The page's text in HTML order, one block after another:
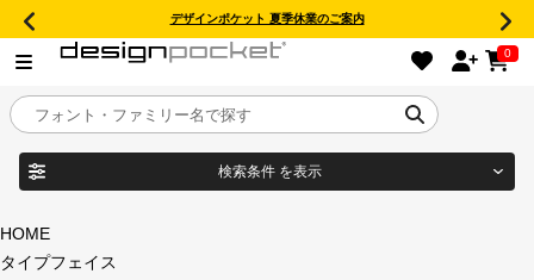
デザインポケット 夏季休業のご案内
0
目的別フォントガイド
特集
検索条件 を表示
HOME
タイプフェイス